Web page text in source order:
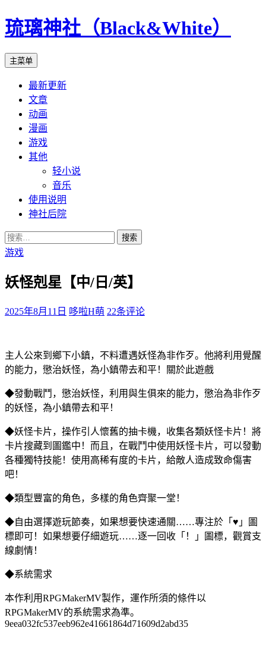
琉璃神社（Black&White）
搜
主菜单
正
文
最新更新
文章
动画
漫画
游戏
其他
轻小说
音乐
使用说明
神社后院
搜
索：
游戏
妖怪剋星【中/日/英】
2025年8月11日 哆啦H萌 22条评论
主人公來到鄉下小鎮，不料遭遇妖怪為非作歹。他將利用覺醒
的能力，懲治妖怪，為小鎮帶去和平！
關於此遊戲
◆發動戰鬥，懲治妖怪，利用與生俱來的能力，懲治為非作歹
的妖怪，為小鎮帶去和平！
◆妖怪卡片，操作引人懷舊的抽卡機，收集各類妖怪卡片！將
卡片搜藏到圖鑑中！而且，在戰鬥中使用妖怪卡片，可以發動
各種獨特技能！使用高稀有度的卡片，給敵人造成致命傷害
吧！
◆類型豐富的角色，多樣的角色齊聚一堂！
◆自由選擇遊玩節奏，如果想要快速通關……專注於「♥」圖
標即可！如果想要仔細遊玩……逐一回收「！」圖標，觀賞支
線劇情！
◆系統需求
本作利用RPGMakerMV製作，運作所須的條件以
RPGMakerMV的系統需求為準。
9eea032fc537eeb962e41661864d71609d2abd35